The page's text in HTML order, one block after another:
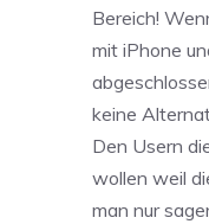
Bereich!
mit iPhone
keine
Den Usern
wollen weil
man nur